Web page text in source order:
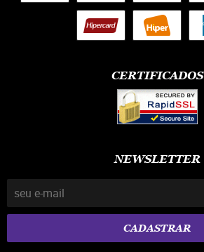
CERTIFICADOS
NEWSLETTER
CADASTRAR